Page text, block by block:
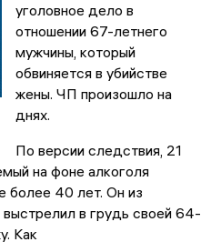
уголовное дело в
отношении 67-летнего
мужчины, который
обвиняется в убийстве
жены. ЧП произошло на
днях.
По версии следствия, 21
на фоне алкоголя
более 40 лет. Он из
в грудь своей 64-
Как